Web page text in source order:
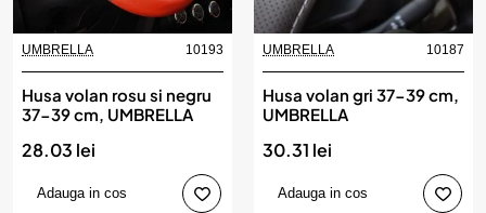
UMBRELLA 10193
Husa volan rosu si negru
37-39 cm, UMBRELLA
28.03 lei
Adauga in cos
UMBRELLA 10187
Husa volan gri 37-39 cm,
UMBRELLA
30.31 lei
Adauga in cos